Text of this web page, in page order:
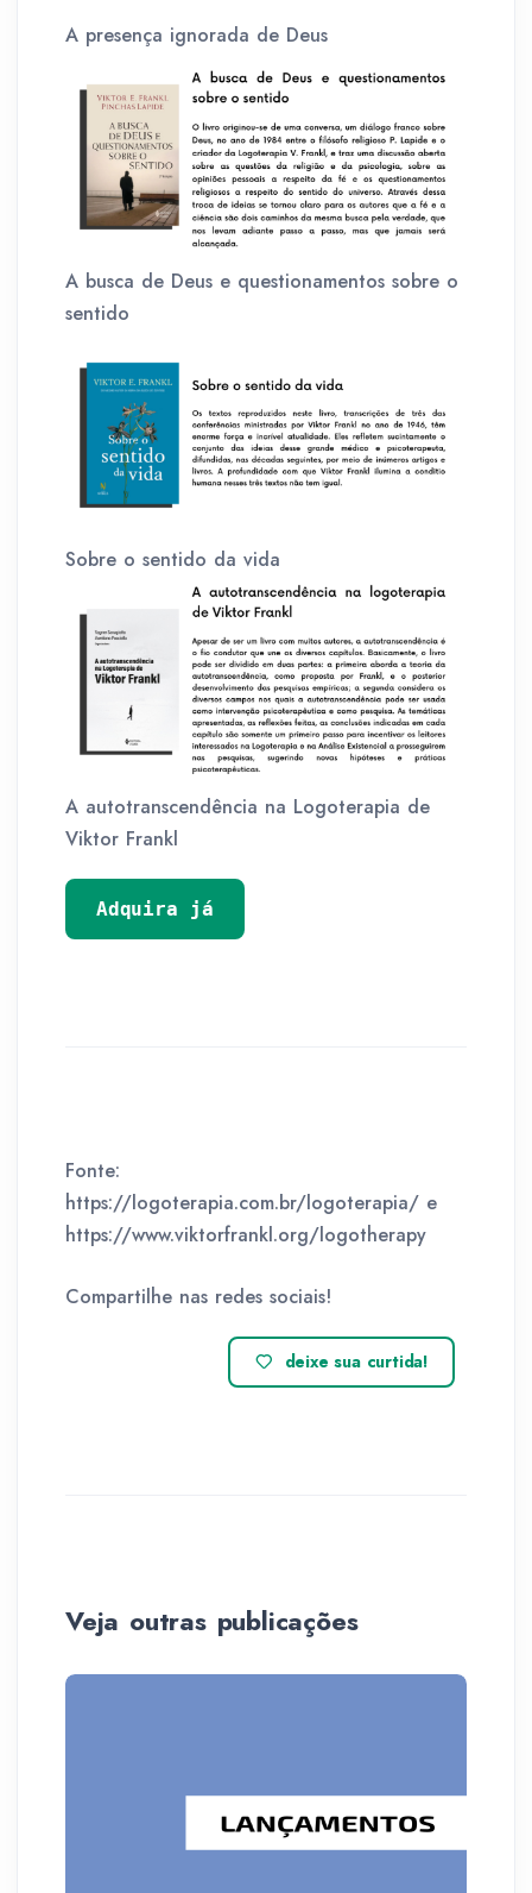
A presença ignorada de Deus
A busca de Deus e questionamentos sobre o
sentido
Sobre o sentido da vida
A autotranscendência na Logoterapia de
Viktor Frankl
Adquira já
Fonte:
https://logoterapia.com.br/logoterapia/ e
https://www.viktorfrankl.org/logotherapy
Compartilhe nas redes sociais!
deixe sua curtida!
Veja outras publicações